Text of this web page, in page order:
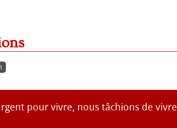
pour vivre, nous tâchions de vivre